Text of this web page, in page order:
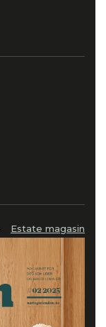
Estate magasin